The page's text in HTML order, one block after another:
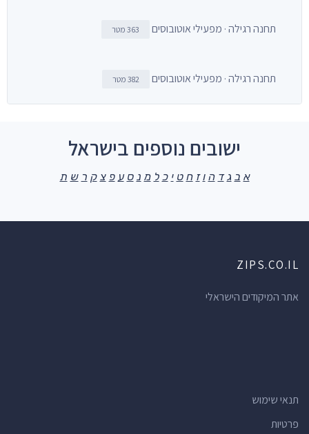
תחנה רגילה · מפעילי אוטובוסים 363 מטר
תחנה רגילה · מפעילי אוטובוסים 382 מטר
ישובים נוספים בישראל
א ב ג ד ה ו ז ח ט י כ ל מ נ ס ע פ צ ק ר ש ת
ZIPS.CO.IL
אתר המיקודים הישראלי
תנאי שימוש
פרטיות